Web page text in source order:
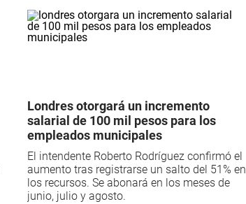
Londres otorgará un incremento
salarial de 100 mil pesos para los
empleados municipales
El intendente Roberto Rodríguez confirmó el
aumento tras registrarse un salto del 51% en
los recursos. Se abonará en los meses de
junio, julio y agosto.